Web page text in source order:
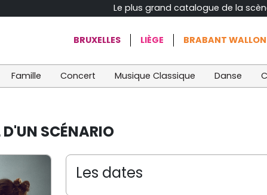
Le plus grand catalogue de la
BRUXELLES LIÈGE BRABANT WALLON
Famille Concert Musique Classique Danse
SCÉNARIO
Les dates